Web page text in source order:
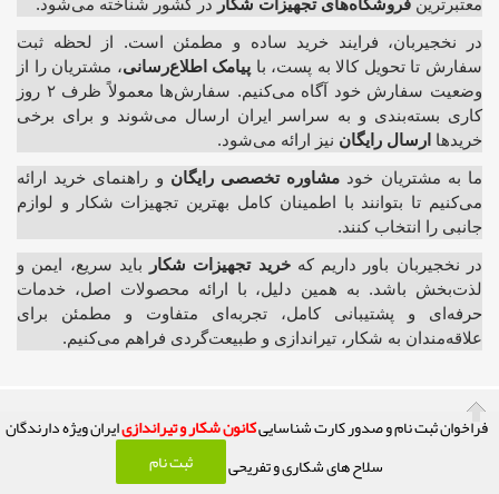
فراخوان ثبت نام و صدور کارت شناساییکانون شکار و تیراندازیایران ویژه دارندگان
سلاح های شکاری و تفریحی
ثبت نام
معتبرترین فروشگاه‌های تجهیزات شکار در کشور شناخته می‌شود.
در نخجیربان، فرایند خرید ساده و مطمئن است. از لحظه ثبت
سفارش تا تحویل کالا به پست، با پیامک اطلاع‌رسانی، مشتریان را از
وضعیت سفارش خود آگاه می‌کنیم. سفارش‌ها معمولاً ظرف ۲ روز
کاری بسته‌بندی و به سراسر ایران ارسال می‌شوند و برای برخی
خریدها ارسال رایگان نیز ارائه می‌شود.
ما به مشتریان خود مشاوره تخصصی رایگان و راهنمای خرید ارائه
می‌کنیم تا بتوانند با اطمینان کامل بهترین تجهیزات شکار و لوازم
جانبی را انتخاب کنند.
در نخجیربان باور داریم که خرید تجهیزات شکار
باید سریع، ایمن و
لذت‌بخش باشد. به همین دلیل، با ارائه محصولات اصل، خدمات
حرفه‌ای و پشتیبانی کامل، تجربه‌ای متفاوت و مطمئن برای
علاقه‌مندان به شکار، تیراندازی و طبیعت‌گردی فراهم می‌کنیم.
کلیه حقوق این تارنما محفوظ و متعلق به صاحب امتیاز آن می باشد! (( فعالیت
این سایت تابع قوانین حاکم بر نظام جمهوری اسلامی ایران می باشد.))